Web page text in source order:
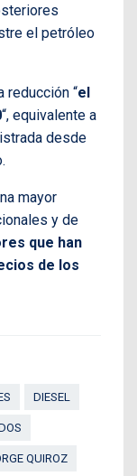
el petróleo
reducción “el
“, equivalente a
desde
mayor
y de
que han
de los
DIESEL
QUIROZ